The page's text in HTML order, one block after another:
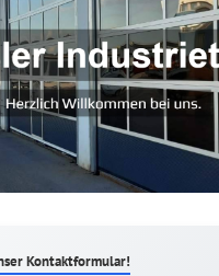
Kontaktformular!